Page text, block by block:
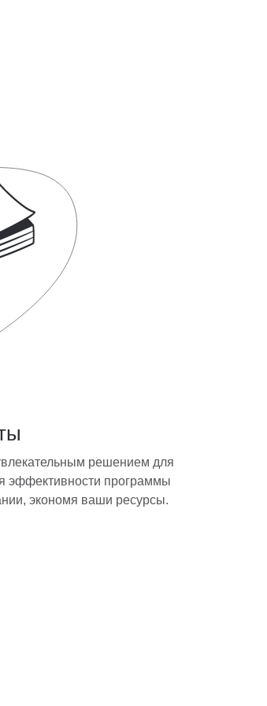
решением для
эффективности программы
экономя ваши ресурсы.